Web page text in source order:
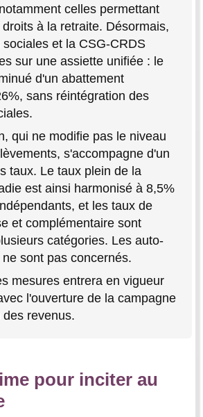
celles permettant
à la retraite. Désormais,
sociales et la CSG-CRDS
sur une assiette unifiée : le
d'un abattement
sans réintégration des
qui ne modifie pas le niveau
s'accompagne d'un
taux. Le taux plein de la
est ainsi harmonisé à 8,5%
et les taux de
et complémentaire sont
catégories. Les auto-
sont pas concernés.
mesures entrera en vigueur
l'ouverture de la campagne
revenus.
pour inciter au